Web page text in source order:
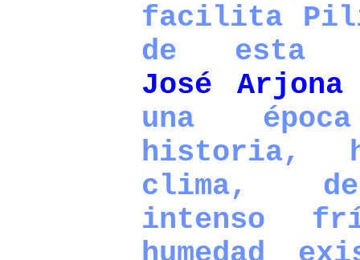
facilita
de esta
José Arjona
una
historia,
clima,
intenso